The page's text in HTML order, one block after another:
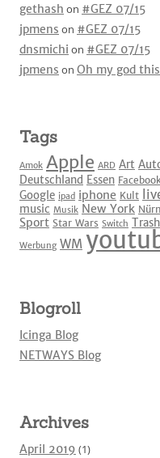
gethash on #GEZ 07/15
jpmens on #GEZ 07/15
dnsmichi on #GEZ 07/15
jpmens on Oh my god
Tags
Amok Apple ARD Art
Deutschland Essen Facebook
Google ipad iphone Kult
music Musik New York
Sport Star Wars Switch Trash
Werbung WM
Blogroll
Icinga Blog
NETWAYS Blog
Archives
April 2019 (1)